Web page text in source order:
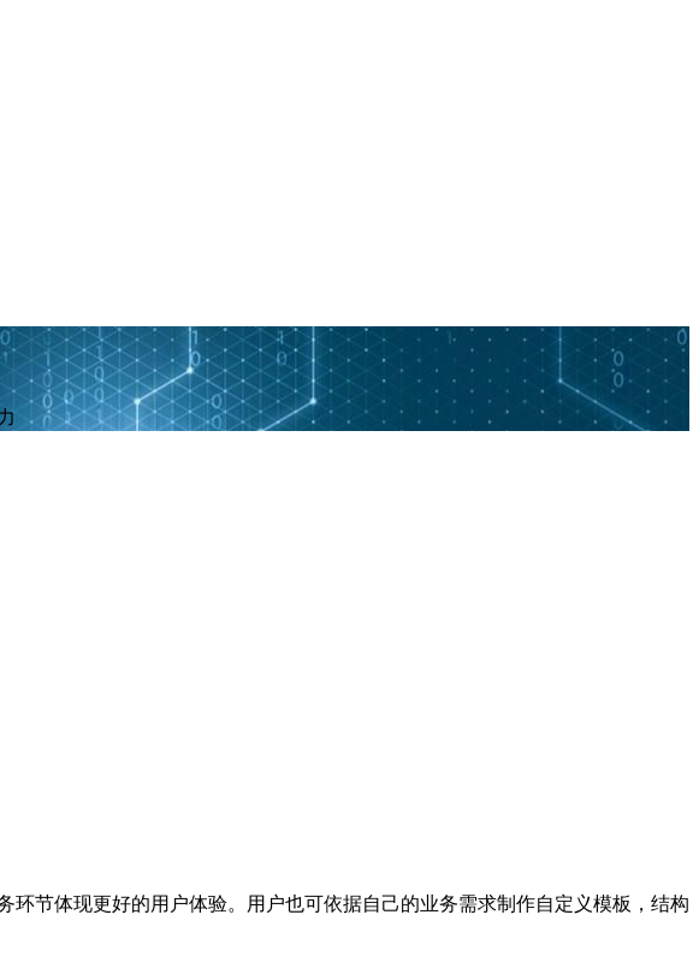
节体现更好的用户体验。用户也可依据自己的业务需求制作自定义模板，结构